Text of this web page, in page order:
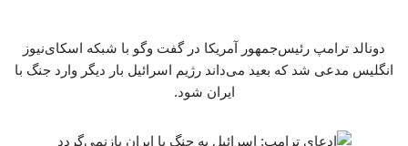
دونالد ترامپ رئیس‌جمهور آمریکا در گفت‌ وگو با شبکه اسکای‌نیوز
انگلیس مدعی شد که بعید می‌داند رژیم اسرائیل بار دیگر وارد جنگ با
ایران شود.